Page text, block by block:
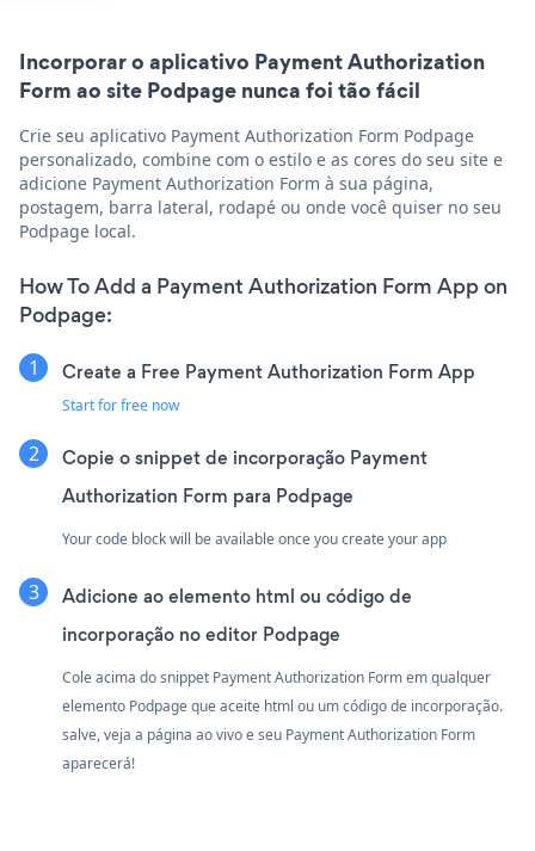
Incorporar o aplicativo Payment Authorization
Form ao site Podpage nunca foi tão fácil
Crie seu aplicativo Payment Authorization Form Podpage
personalizado, combine com o estilo e as cores do seu site e
adicione Payment Authorization Form à sua página,
postagem, barra lateral, rodapé ou onde você quiser no seu
Podpage local.
How To Add a Payment Authorization Form App on
Podpage:
Create a Free Payment Authorization Form App
Start for free now
Copie o snippet de incorporação Payment
Authorization Form para Podpage
Your code block will be available once you create your app
Adicione ao elemento html ou código de
incorporação no editor Podpage
Cole acima do snippet Payment Authorization Form em qualquer
elemento Podpage que aceite html ou um código de incorporação.
salve, veja a página ao vivo e seu Payment Authorization Form
aparecerá!